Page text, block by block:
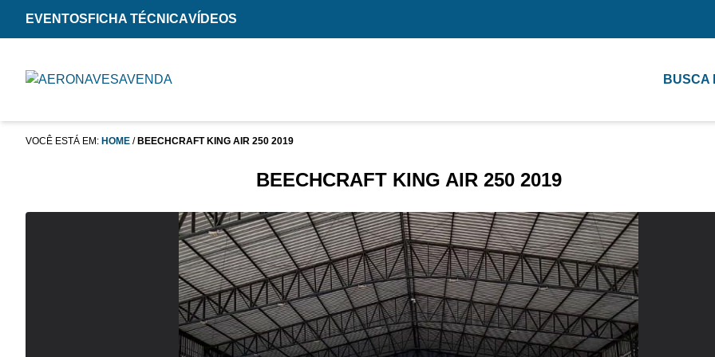
EVENTOS FICHA TÉCNICAVÍDEOS
BUSCA
VOCÊ ESTÁ EM: HOME / BEECHCRAFT KING AIR 250 2019
BEECHCRAFT KING AIR 250 2019